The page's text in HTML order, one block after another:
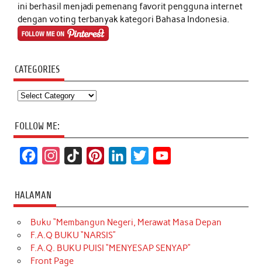
ini berhasil menjadi pemenang favorit pengguna internet
dengan voting terbanyak kategori Bahasa Indonesia.
CATEGORIES
Categories
FOLLOW ME:
c
e
b
o
o
t
a
g
r
T
o
k
t
e
r
k
e
d
t
t
e
T
u
b
HALAMAN
Buku “Membangun Negeri, Merawat Masa Depan
F.A.Q BUKU “NARSIS”
F.A.Q. BUKU PUISI “MENYESAP SENYAP”
Front Page